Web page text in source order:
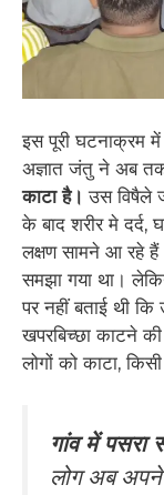
इस पूरी घटनाक्रम
अज्ञात जंतु ने अब
काटा है। उस विषैले
के बाद शरीर मे
लक्षण सामने आ रहे
समझा गया था।
पर नहीं बताई थी
खपरबिच्छा काटने
लोगों को काटा,
गांव में पसरा
लोग अब अपने